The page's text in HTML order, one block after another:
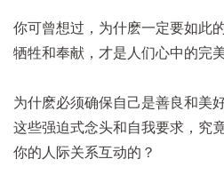
你可曾想过，为什麽一定要如此
牺牲和奉献，才是人们心中的完
为什麽必须确保自己是善良和美
这些强迫式念头和自我要求，究
你的人际关系互动的？